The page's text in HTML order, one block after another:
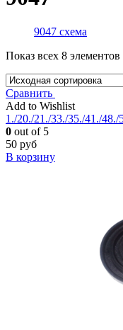
9047 схема
Показ всех 8 элементов
Сравнить
Add to Wishlist
1./20./21./33./35./41./
0 out of 5
50 руб
В корзину